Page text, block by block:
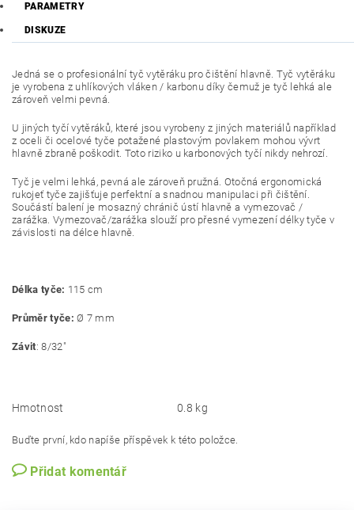
PARAMETRY
DISKUZE
Jedná se o profesionální tyč vytěráku pro čištění hlavně. Tyč vytěráku
je vyrobena z uhlíkových vláken / karbonu díky čemuž je tyč lehká ale
zároveň velmi pevná.
U jiných tyčí vytěráků, které jsou vyrobeny z jiných materiálů například
z oceli či ocelové tyče potažené plastovým povlakem mohou vývrt
hlavně zbraně poškodit. Toto riziko u karbonových tyčí nikdy nehrozí.
Tyč je velmi lehká, pevná ale zároveň pružná. Otočná ergonomická
rukojeť tyče zajišťuje perfektní a snadnou manipulaci při čištění.
Součástí balení je mosazný chránič ústí hlavně a vymezovač /
zarážka. Vymezovač/zarážka slouží pro přesné vymezení délky tyče v
závislosti na délce hlavně.
Délka tyče: 115 cm
Průměr tyče: Ø 7 mm
Závit: 8/32"
Hmotnost 0.8 kg
Buďte první, kdo napíše příspěvek k této položce.
Přidat komentář